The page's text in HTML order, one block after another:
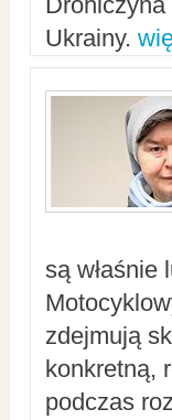
Ukrainy.
są właśnie
zdejmują
konkretną,
podczas